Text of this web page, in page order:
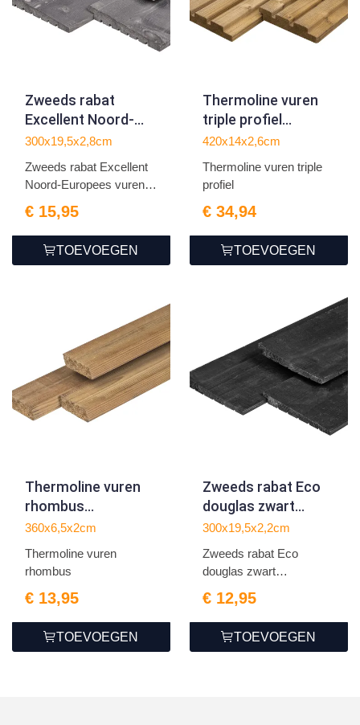
Zweeds rabat
Excellent Noord-
Europees vuren
1.4/2.8x19.5x300cm
300x19,5x2,8cm
Zweeds rabat Excellent
Noord-Europees vuren
€ 15,95
TOEVOEGEN
Thermoline vuren
triple profiel
2.6x14.0x420cm
420x14x2,6cm
Thermoline vuren triple
profiel
€ 34,94
TOEVOEGEN
Thermoline vuren
rhombus
2.0x6.5x360cm
360x6,5x2cm
Thermoline vuren
rhombus
€ 13,95
TOEVOEGEN
Zweeds rabat Eco
douglas zwart
geïmpregneerd
300x19,5x2,2cm
Zweeds rabat Eco
douglas zwart
€ 12,95
TOEVOEGEN